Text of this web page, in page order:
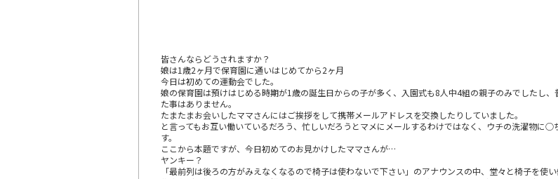
皆さんならどうされますか？
娘は1歳2ヶ月で保育園に通いはじめてから2ヶ月
今日は初めての運動会でした。
娘の保育園は預けはじめる時期が1歳の誕生日からの子が多く、入園式も8人中4組の親子のみでしたし
た事はありません。
たまたまお会いしたママさんにはご挨拶をして携帯メールアドレスを交換したりしていました。
と言ってもお互い働いているだろう、忙しいだろうとマメにメールするわけではなく、ウチの洗濯物に
す。
ここから本題ですが、今日初めてのお見かけしたママさんが…
ヤンキー？
「最前列は後ろの方がみえなくなるので椅子は使わないで下さい」のアナウンスの中、堂々と椅子を使